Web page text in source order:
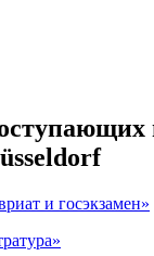
и госэкзамен»